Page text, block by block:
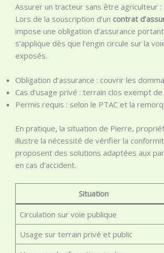
Assurer un tracteur sans être agriculteur
Lors de la souscription d’uncontrat
impose une obligation d’assurance
s’applique dès que l’engin circule sur la
exposés.
Obligation d’assurance : couvrir les
Cas d’usage privé : terrain clos exempt
Permis requis : selon le PTAC et la
En pratique, la situation de Pierre,
illustre la nécessité de vérifier la
proposent des solutions adaptées aux
en cas d’accident.
Situation
Circulation sur voie publique
Usage sur terrain privé et public